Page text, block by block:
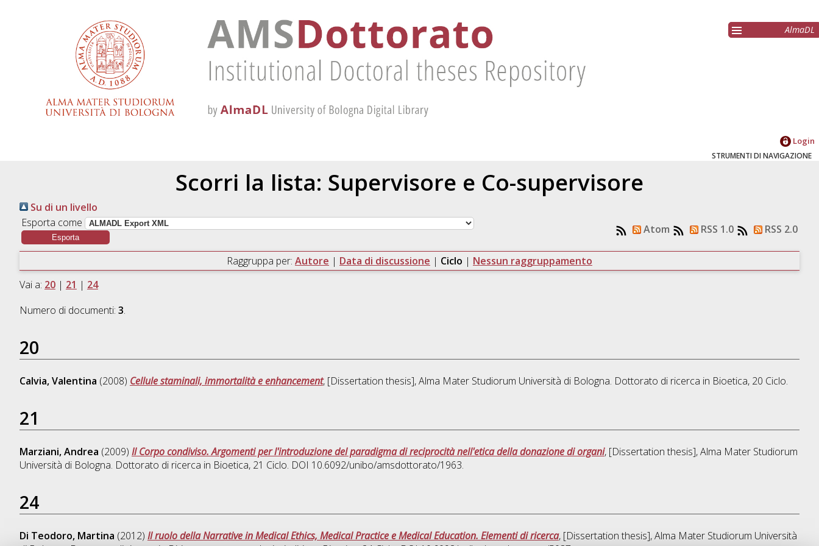
AlmaDL
Login
STRUMENTI DI NAVIGAZIONE
Scorri la lista: Supervisore e Co-supervisore
Su di un livello
Esporta come
Atom RSS 1.0 RSS 2.0
Raggruppa per: Autore | Data di discussione | Ciclo | Nessun raggruppamento
Vai a: 20| 21 | 24
Numero di documenti: 3.
20
Calvia, Valentina (2008) Cellule staminali, immortalità e enhancement, [Dissertation thesis], Alma Mater Studiorum Università di Bologna. Dottorato di ricerca in Bioetica, 20 Ciclo.
21
Marziani, Andrea (2009) Il Corpo condiviso. Argomenti per l'introduzione del paradigma di reciprocità nell'etica della donazione di organi, [Dissertation thesis], Alma Mater Studiorum
Università di Bologna. Dottorato di ricerca in Bioetica, 21 Ciclo. DOI 10.6092/unibo/amsdottorato/1963.
24
Di Teodoro, Martina (2012) Il ruolo della Narrative in Medical Ethics, Medical Practice e Medical Education. Elementi di ricerca, [Dissertation thesis], Alma Mater Studiorum Università